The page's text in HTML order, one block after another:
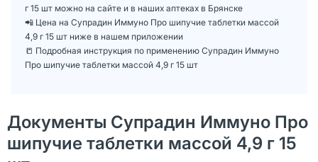
г 15 шт можно на сайте и в наших аптеках в Брянске
📲 Цена на Супрадин Иммуно Про шипучие таблетки массой
4,9 г 15 шт ниже в нашем приложении
📒 Подробная инструкция по применению Супрадин Иммуно
Про шипучие таблетки массой 4,9 г 15 шт
Документы Супрадин Иммуно Про
шипучие таблетки массой 4,9 г 15